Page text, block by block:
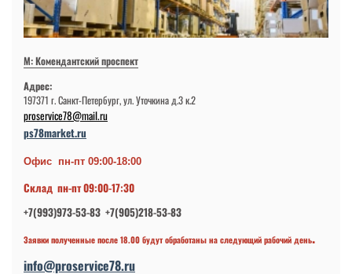
М: Комендантский проспект
Адрес:
197371 г. Санкт-Петербург, ул. Уточкина д.3 к.2
proservice78@mail.ru
ps78market.ru
Офис пн-пт 09:00-18:00
Склад пн-пт 09:00-17:30
+7(993)973-53-83 +7(905)218-53-83
Заявки полученные после 18.00 будут обработаны на следующий рабочий день.
info@proservice78.ru